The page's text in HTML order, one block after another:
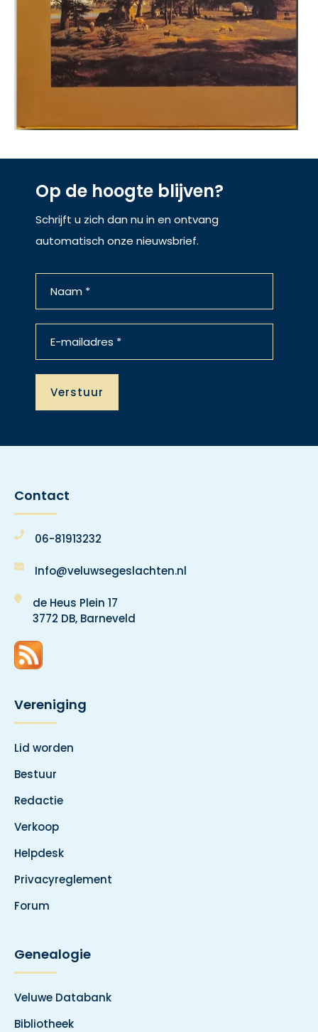
Op de hoogte blijven?
Schrijft u zich dan nu in en ontvang
automatisch onze nieuwsbrief.
Contact
06-81913232
Info@veluwsegeslachten.nl
de Heus Plein 17
3772 DB, Barneveld
Vereniging
Lid worden
Bestuur
Redactie
Verkoop
Helpdesk
Privacyreglement
Forum
Genealogie
Veluwe Databank
Bibliotheek